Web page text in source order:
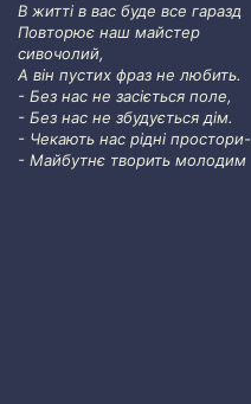
В житті в вас буде все гаразд
Повторює наш майстер
сивочолий,
А він пустих фраз не любить.
- Без нас не засіється поле,
- Без нас не збудується дім.
- Чекають нас рідні простори-
- Майбутнє творить молодим